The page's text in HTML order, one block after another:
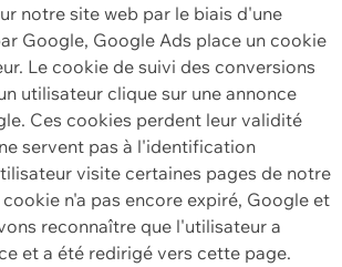
notre site web par le biais d'une
Google, Google Ads place un cookie
Le cookie de suivi des conversions
utilisateur clique sur une annonce
Ces cookies perdent leur validité
servent pas à l'identification
visite certaines pages de notre
n'a pas encore expiré, Google et
reconnaître que l'utilisateur a
et a été redirigé vers cette page.